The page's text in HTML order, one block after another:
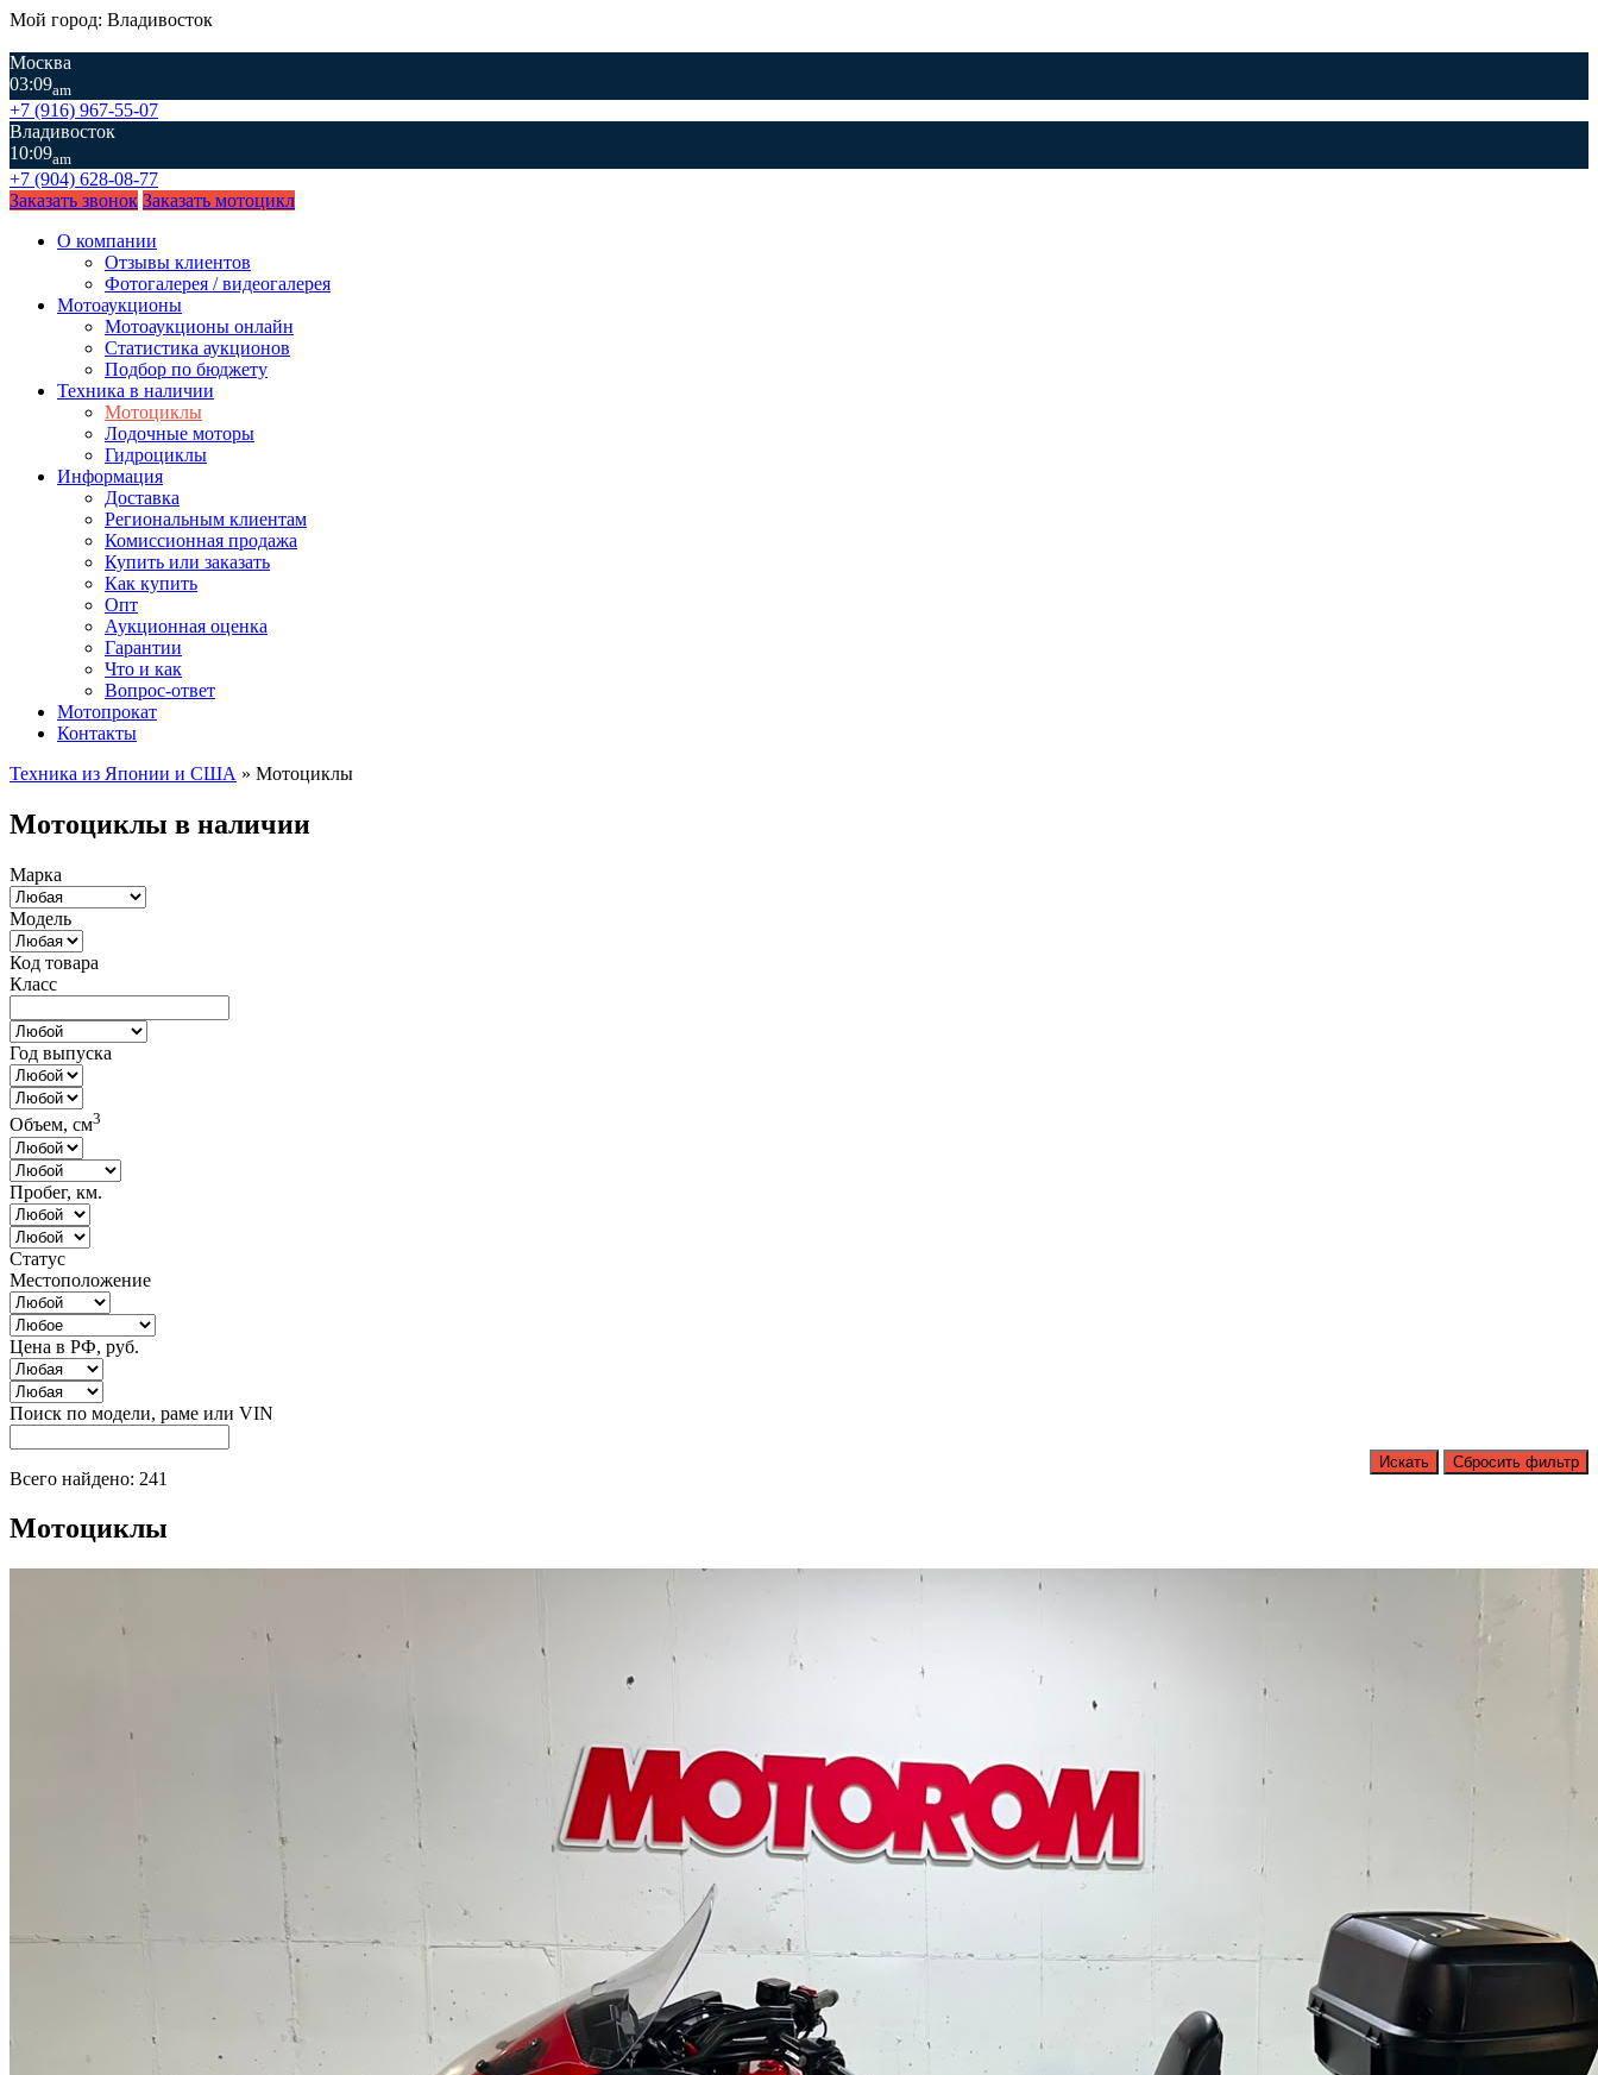
Мой город: Владивосток
Москва
03:09am
+7 (916) 967-55-07
Владивосток
10:09am
+7 (904) 628-08-77
Заказать звонок Заказать мотоцикл
О компании
Отзывы клиентов
Фотогалерея / видеогалерея
Мотоаукционы
Мотоаукционы онлайн
Статистика аукционов
Подбор по бюджету
Техника в наличии
Мотоциклы
Лодочные моторы
Гидроциклы
Информация
Доставка
Региональным клиентам
Комиссионная продажа
Купить или заказать
Как купить
Опт
Аукционная оценка
Гарантии
Что и как
Вопрос-ответ
Мотопрокат
Контакты
Техника из Японии и США » Мотоциклы
Мотоциклы в наличии
Марка
Модель
Код товара
Класс
Год выпуска
Объем, см3
Пробег, км.
Статус
Местоположение
Цена в РФ, руб.
Поиск по модели, раме или VIN
Искать Сбросить фильтр
Всего найдено: 241
Мотоциклы